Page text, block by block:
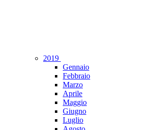
2019
Gennaio
Febbraio
Marzo
Aprile
Maggio
Giugno
Luglio